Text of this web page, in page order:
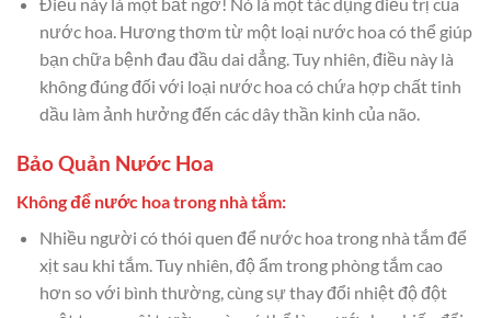
nước hoa. Hương thơm từ một loại nước hoa có thể giúp
bạn chữa bệnh đau đầu dai dẳng. Tuy nhiên, điều này là
không đúng đối với loại nước hoa có chứa hợp chất tinh
dầu làm ảnh hưởng đến các dây thần kinh của não.
Bảo Quản Nước Hoa
Không để nước hoa trong nhà tắm:
Nhiều người có thói quen để nước hoa trong nhà tắm để
xịt sau khi tắm. Tuy nhiên, độ ẩm trong phòng tắm cao
hơn so với bình thường, cùng sự thay đổi nhiệt độ đột